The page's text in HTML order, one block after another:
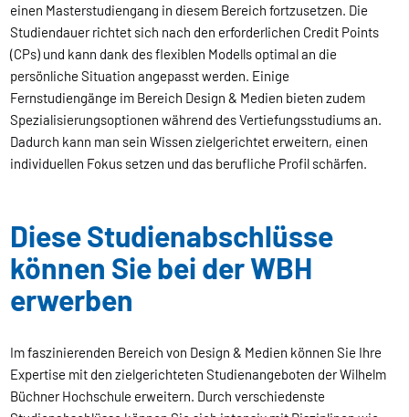
einen Masterstudiengang in diesem Bereich fortzusetzen. Die
Studiendauer richtet sich nach den erforderlichen Credit Points
(CPs) und kann dank des flexiblen Modells optimal an die
persönliche Situation angepasst werden. Einige
Fernstudiengänge im Bereich Design & Medien bieten zudem
Spezialisierungsoptionen während des Vertiefungsstudiums an.
Dadurch kann man sein Wissen zielgerichtet erweitern, einen
individuellen Fokus setzen und das berufliche Profil schärfen.
Diese Studienabschlüsse
können Sie bei der WBH
erwerben
Im faszinierenden Bereich von Design & Medien können Sie Ihre
Expertise mit den zielgerichteten Studienangeboten der Wilhelm
Büchner Hochschule erweitern. Durch verschiedenste